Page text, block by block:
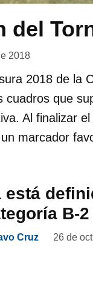
del
2018
2018 de la
cuadros que
Al finalizar
marcador
está
B-2
Cruz 26 de